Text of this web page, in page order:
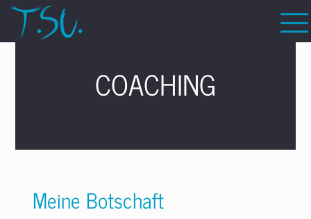
COACHING
Meine Botschaft